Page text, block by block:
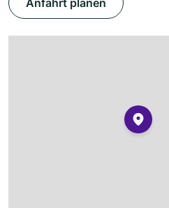
Anfahrt planen